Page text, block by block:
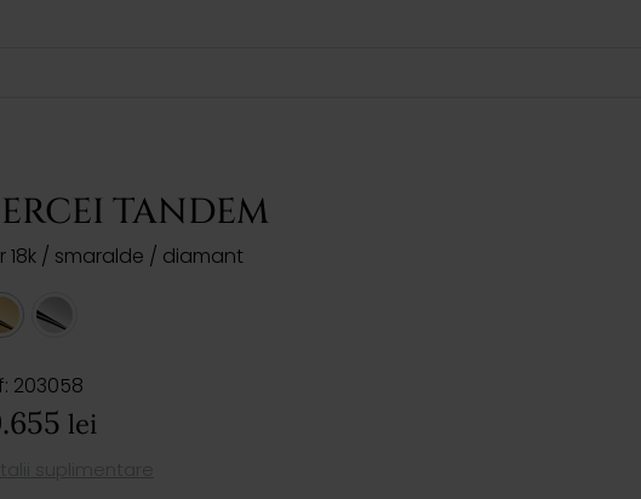
TANDEM
18k / smaralde / diamant
203058
lei